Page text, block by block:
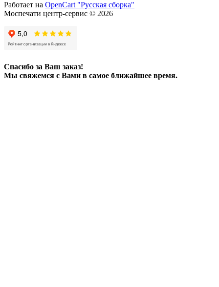
Работает на OpenCart "Русская сборка"
Моспечати центр-сервис © 2026
Спасибо за Ваш заказ!
Мы свяжемся с Вами в самое ближайшее время.